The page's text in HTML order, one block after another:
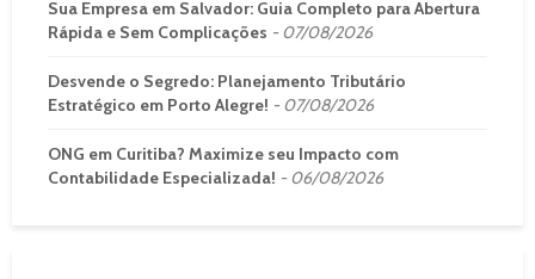
Sua Empresa em Salvador: Guia Completo para Abertura
Rápida e Sem Complicações
07/08/2026
Desvende o Segredo: Planejamento Tributário
Estratégico em Porto Alegre!
07/08/2026
ONG em Curitiba? Maximize seu Impacto com
Contabilidade Especializada!
06/08/2026